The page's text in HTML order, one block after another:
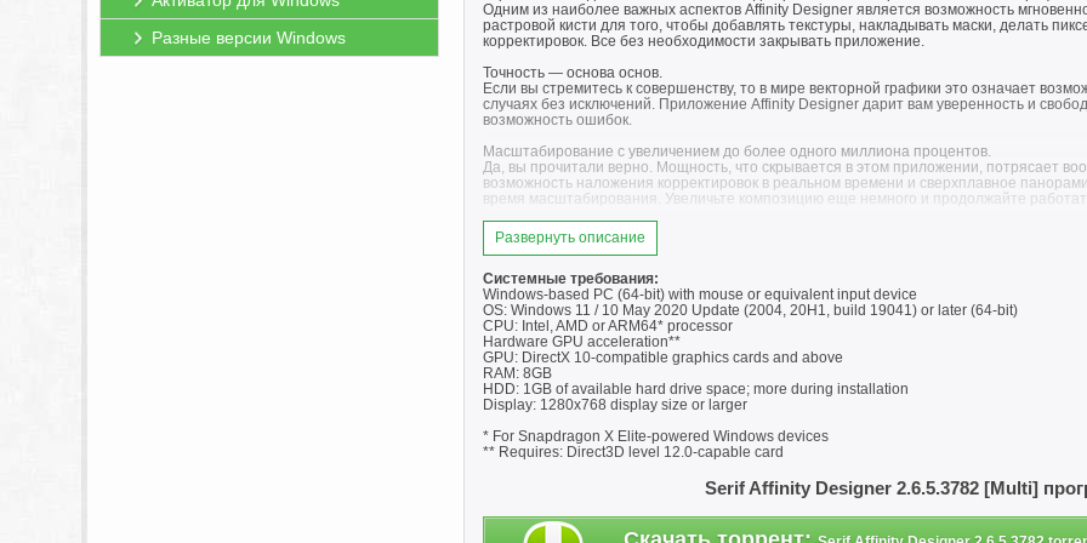
Разные версии Windows
Одним из наиболее важных аспектов Affinity Designer является возможность
растровой кисти для того, чтобы добавлять текстуры, накладывать маски, делать
корректировок. Все без необходимости закрывать приложение.
Точность — основа основ.
Если вы стремитесь к совершенству, то в мире векторной графики это означает
случаях без исключений. Приложение Affinity Designer дарит вам уверенность и
возможность ошибок.
Масштабирование с увеличением до более одного миллиона процентов.
Да, вы прочитали верно. Мощность, что скрывается в этом приложении, потрясает
возможность наложения корректировок в реальном времени и сверхплавное
время масштабирования. Увеличьте композицию еще немного и продолжайте
Расширенные возможности при работе с сетками.
Возможности для создания сеток практически безграничны. Идет ли речь о шаблоне
Точные направляющие и привязка.
Выполнять позиционирование изображений или элементов композиций стало как
параметрам привязки. Вы сами решаете, что и к чему хотите привязать, и при этом
перемещении или трансформации объектов все изменения происходят в режиме
Просмотр в режиме «Комбинированный экран» и контурном режиме.
С помощью простого нажатия клавиши вы можете просматривать композицию в
комбинированного экрана, если захотите. Это наиболее эффективный способ
Полная оптимизация для целей разработки дизайна пользовательского интерфейса,
потрясающий набор функций, предназначенных именно для этого. Во время работы
интерфейса, интерфейса взаимодействия или веб-макетов нет ничего лучше, чем
приложение, включающее набор инструментов для графического дизайна.
Развернуть описание
Системные требования:
Windows-based PC (64-bit) with mouse or equivalent input device
OS: Windows 11 / 10 May 2020 Update (2004, 20H1, build 19041) or later (64-bit)
CPU: Intel, AMD or ARM64* processor
Hardware GPU acceleration**
GPU: DirectX 10-compatible graphics cards and above
RAM: 8GB
HDD: 1GB of available hard drive space; more during installation
Display: 1280x768 display size or larger
* For Snapdragon X Elite-powered Windows devices
** Requires: Direct3D level 12.0-capable card
Serif Affinity Designer 2.6.5.3782 [Multi]